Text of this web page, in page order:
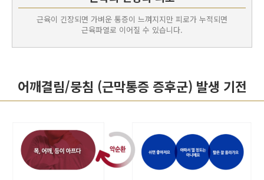
근육이 긴장되면 가벼운 통증이 느껴지지만 피로가 누적되면
근육파열로 이어질 수 있습니다.
어깨결림/뭉침 (근막통증 증후군) 발생 기전